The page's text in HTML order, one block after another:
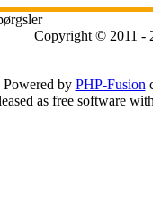
Copyright © 2011 -
Powered by PHP-Fusion
as free software